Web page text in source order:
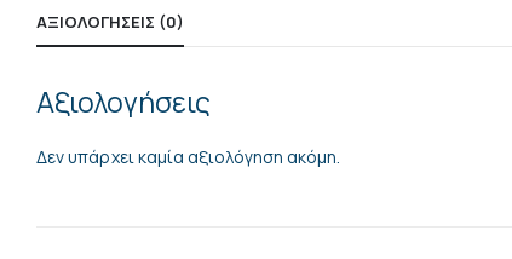
ΑΞΙΟΛΟΓΉΣΕΙΣ (0)
Αξιολογήσεις
Δεν υπάρχει καμία αξιολόγηση ακόμη.